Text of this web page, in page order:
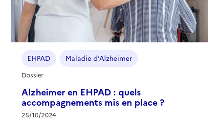
Alzheimer en EHPAD : quels
accompagnements mis en place ?
25/10/2024
EHPAD Maladie d’Alzheimer
Dossier